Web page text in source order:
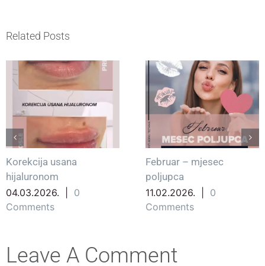
Related Posts
Korekcija usana
hijaluronom
04.03.2026.
0
Comments
Februar – mjesec
poljupca
11.02.2026.
0
Comments
Leave A Comment